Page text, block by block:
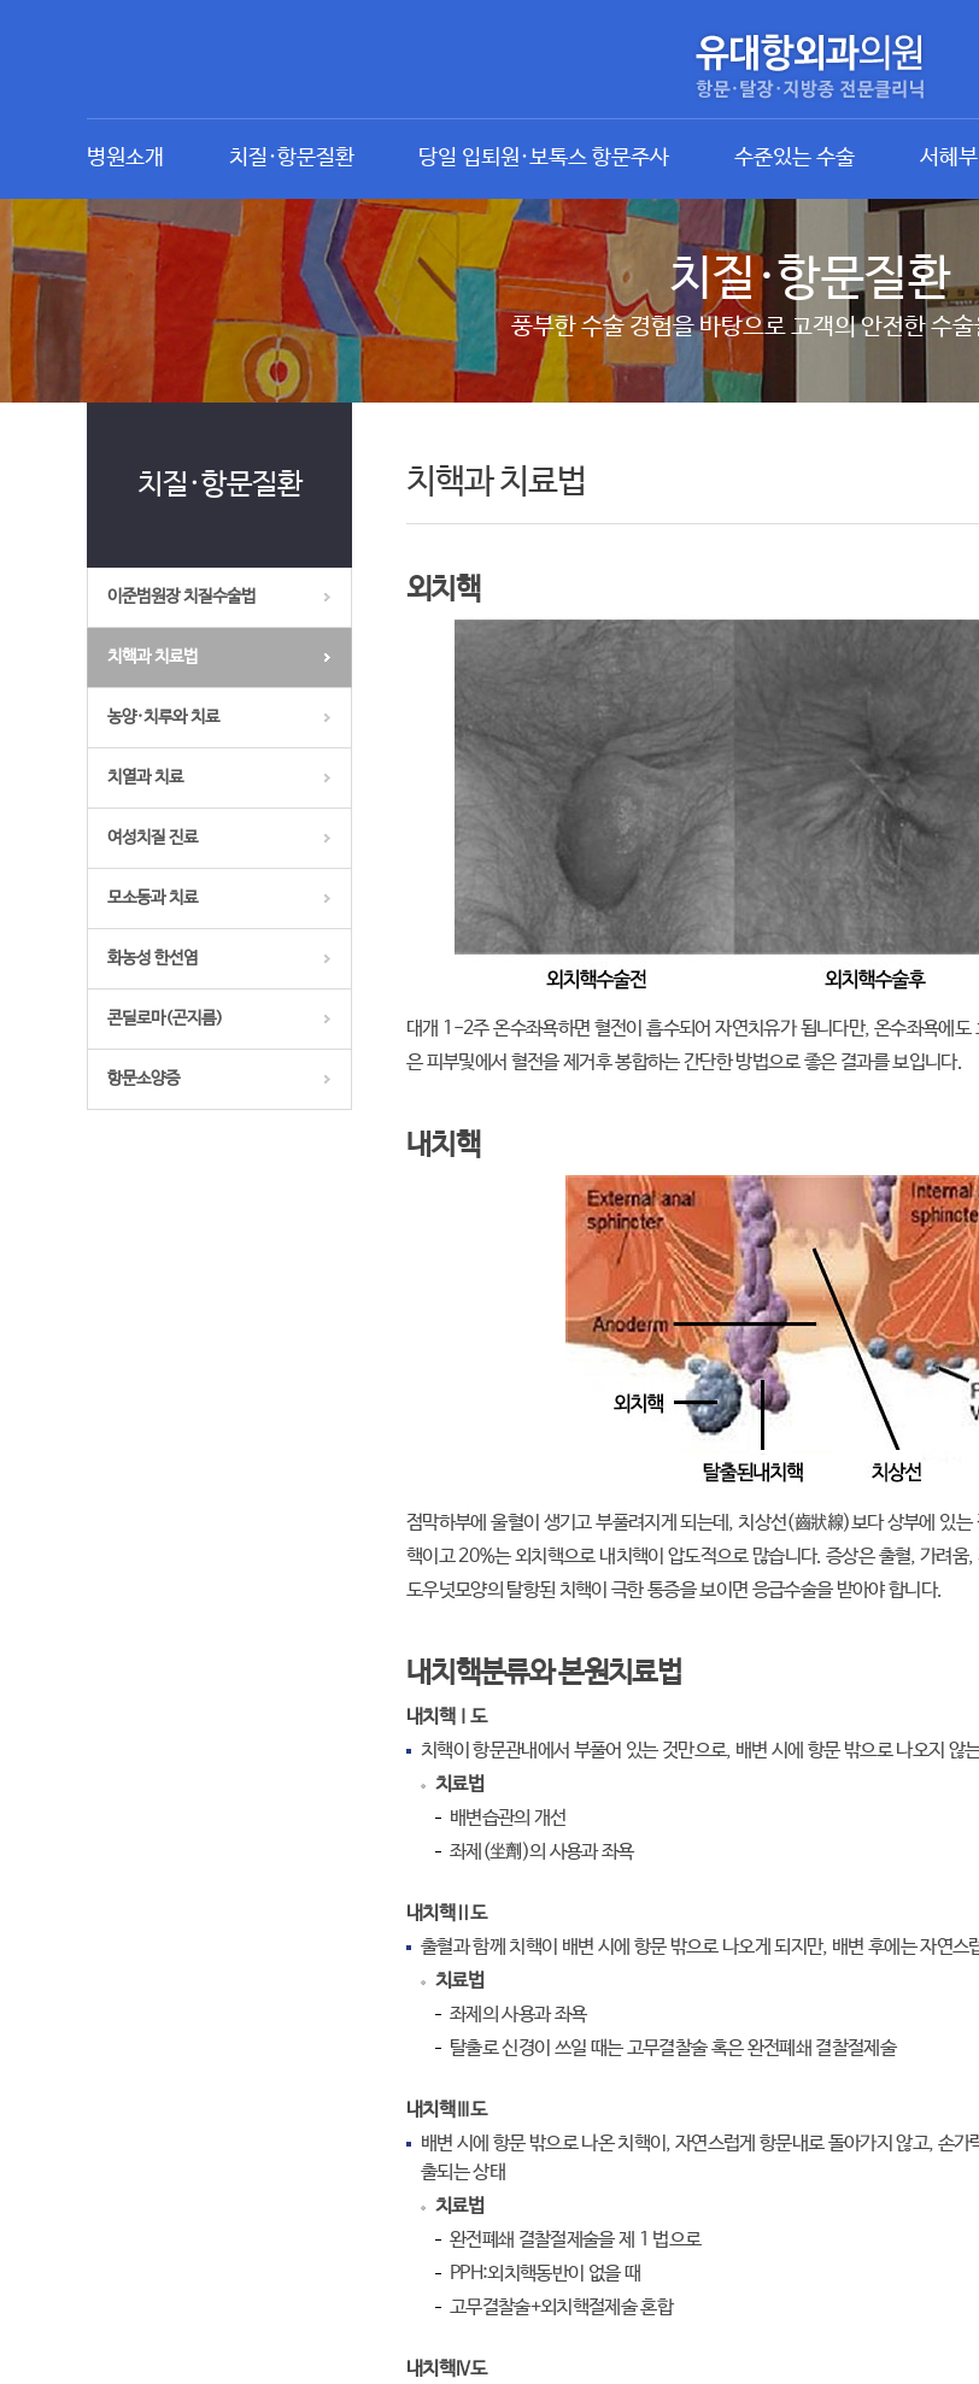
병원소개 치질·항문질환 당일 입퇴원·보톡스 항문주사 수준있는 수술 서혜
치질·항문질환
풍부한 수술 경험을 바탕으로 고객의 안전한 수
치질·항문질환
이준범원장 치질수술법
치핵과 치료법
농양·치루와 치료
치열과 치료
여성치질 진료
모소동과 치료
화농성 한선염
콘딜로마(곤지름)
항문소양증
치핵과 치료법
외치핵
대개 1-2주 온수좌욕하면 혈전이 흡수되어 자연치유가 됩니다만, 온수좌욕에
은 피부및에서 혈전을 제거후 봉합하는 간단한 방법으로 좋은 결과를 보입니다.
내치핵
점막하부에 울혈이 생기고 부풀려지게 되는데, 치상선(齒狀線)보다 상부에 있
핵이고 20%는 외치핵으로 내치핵이 압도적으로 많습니다. 증상은 출혈, 가려
도우넛모양의 탈항된 치핵이 극한 통증을 보이면 응급수술을 받아야 합니다.
내치핵분류와 본원치료법
내치핵Ⅰ도
치핵이 항문관내에서 부풀어 있는 것만으로, 배변 시에 항문 밖으로 나오지 않
치료법
배변습관의 개선
좌제(坐劑)의 사용과 좌욕
내치핵Ⅱ도
출혈과 함께 치핵이 배변 시에 항문 밖으로 나오게 되지만, 배변 후에는 자연
치료법
좌제의 사용과 좌욕
탈출로 신경이 쓰일 때는 고무결찰술 혹은 완전폐쇄 결찰절제술
내치핵Ⅲ도
배변 시에 항문 밖으로 나온 치핵이, 자연스럽게 항문내로 돌아가지 않고, 손
출되는 상태
치료법
완전폐쇄 결찰절제술을 제 1 법으로
PPH:외치핵동반이 없을 때
고무결찰술+외치핵절제술 혼합
내치핵Ⅳ도